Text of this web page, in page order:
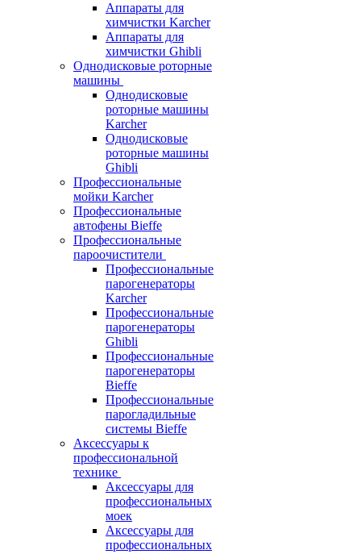
Аппараты для
химчистки Karcher
Аппараты для
химчистки Ghibli
Однодисковые роторные
машины
Однодисковые
роторные машины
Karcher
Однодисковые
роторные машины
Ghibli
Профессиональные
мойки Karcher
Профессиональные
автофены Bieffe
Профессиональные
пароочистители
Профессиональные
парогенераторы
Karcher
Профессиональные
парогенераторы
Ghibli
Профессиональные
парогенераторы
Bieffe
Профессиональные
парогладильные
системы Bieffe
Аксессуары к
профессиональной
технике
Аксессуары для
профессиональных
моек
Аксессуары для
профессиональных